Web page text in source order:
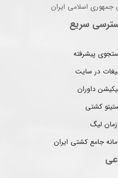
اسلامی ایران
سریع
پیشرفته
در سایت
داوران
کشتی
لیگ
جامع کشتی ایران